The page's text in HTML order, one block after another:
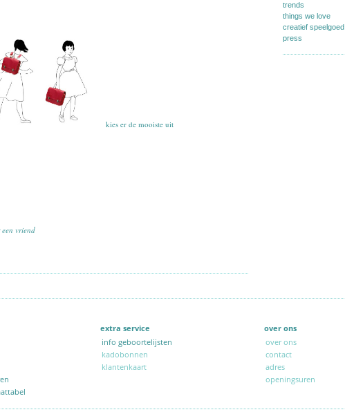
kies er de mooiste uit
vriend
trends
things we love
creatief speelgoed
press
extra service
over ons
info geboortelijsten
kadobonnen
klantenkaart
over ons
contact
adres
openingsuren